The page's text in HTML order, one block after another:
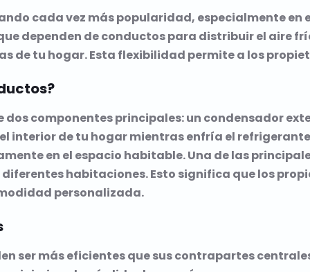
cada vez más popularidad, especialmente en
dependen de conductos para distribuir el aire
de tu hogar. Esta flexibilidad permite a los
componentes principales: un condensador
interior de tu hogar mientras enfría el
en el espacio habitable. Una de las
habitaciones. Esto significa que los
personalizada.
ser más eficientes que sus contrapartes